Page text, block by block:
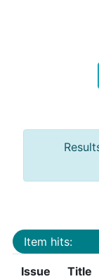
Item hits:
Issue
Title